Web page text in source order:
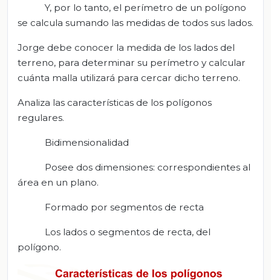
Y, por lo tanto, el perímetro de un polígono
se calcula sumando las medidas de todos sus lados.
Jorge debe conocer la medida de los lados del
terreno, para determinar su perímetro y calcular
cuánta malla utilizará para cercar dicho terreno.
Analiza las características de los polígonos
regulares.
Bidimensionalidad
Posee dos dimensiones: correspondientes al
área en un plano.
Formado por segmentos de recta
Los lados o segmentos de recta, del
polígono.